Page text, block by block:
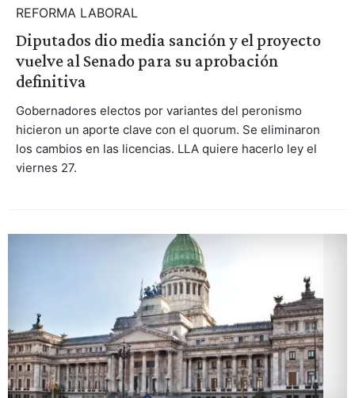
REFORMA LABORAL
Diputados dio media sanción y el proyecto
vuelve al Senado para su aprobación
definitiva
Gobernadores electos por variantes del peronismo
hicieron un aporte clave con el quorum. Se eliminaron
los cambios en las licencias. LLA quiere hacerlo ley el
viernes 27.